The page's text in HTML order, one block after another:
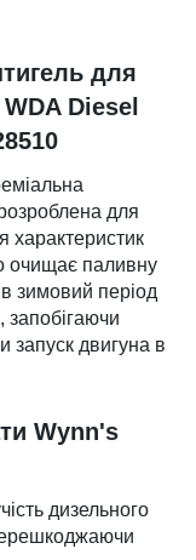
для
Diesel
для
характеристик
очищає паливну
зимовий період
запобігаючи
запуск двигуна в
Wynn's
дизельного